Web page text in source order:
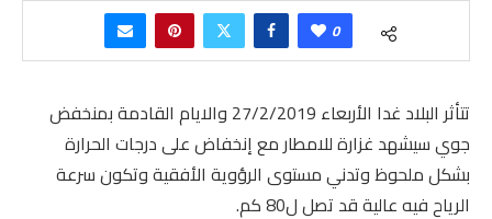
0
تتأثر البلاد غدا الأربعاء 27/2/2019 والايام القادمة بمنخفض
جوي سيشهد غزارة للامطار مع إنخفاض على درجات الحرارة
بشكل ملحوظ وتدني مستوى الرؤوية الأفقية وتكون سرعة
الرياح فيه عالية قد تصل ل80 كم.